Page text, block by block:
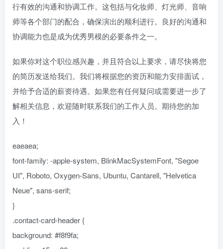
行有效的沟通和协调工作。这包括与化妆师、灯光师、音响
师等各个部门的配合，确保演出的顺利进行。良好的沟通和
协调能力也是成为优秀男模的必要条件之一。
如果你对这个职位感兴趣，并且符合以上要求，请尽快将您
的简历发送给我们。我们将根据您的资历和能力安排面试，
并给予合适的薪资待遇。如果您有任何疑问或需要进一步了
解相关信息，欢迎随时联系我们的工作人员。期待您的加
入！
eaeaea;
font-family: -apple-system, BlinkMacSystemFont, "Segoe
UI", Roboto, Oxygen-Sans, Ubuntu, Cantarell, "Helvetica
Neue", sans-serif;
}
.contact-card-header {
background: #f8f9fa;